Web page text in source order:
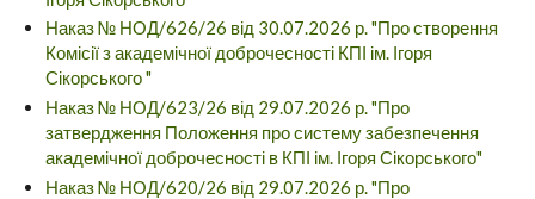
Наказ № НОД/626/26 від 30.07.2026 р. "Про створення
Комісії з академічної доброчесності КПІ ім. Ігоря
Сікорського "
Наказ № НОД/623/26 від 29.07.2026 р. "Про
затвердження Положення про систему забезпечення
академічної доброчесності в КПІ ім. Ігоря Сікорського"
Наказ № НОД/620/26 від 29.07.2026 р. "Про